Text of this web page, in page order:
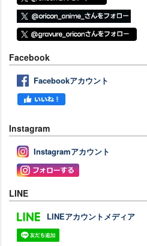
Facebook
Facebookアカウント
Instagram
Instagramアカウント
LINE
LINEアカウントメディア